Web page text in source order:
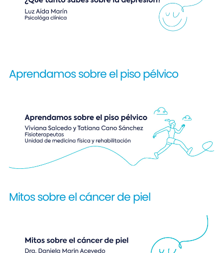
Aprendamos sobre el piso pélvico
Mitos sobre el cáncer de piel